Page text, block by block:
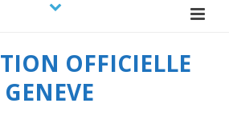
OFFICIELLE
GENEVE